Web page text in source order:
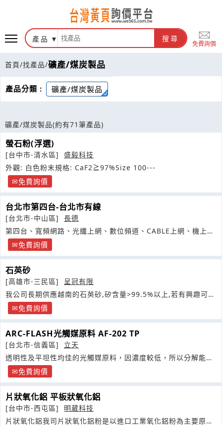
產品 搜尋
免費詢價
首頁/找產品/礦產/煤炭製品
產品分類 : 礦產/煤炭製品
礦產/煤炭製品(約有71筆產品)
螢石粉(浮選)
[台中市-清水區]
盛毅科技
外觀: 白色粉末規格: CaF2≧97%Size 100---
免費詢價
台北市第四台-台北市有線
[台北市-中山區]
長德
第四台、寬頻網路、光纖上網、數位頻道、CABLE上網、機上盒
等等的相關問題都可撥打
免費詢價
石英砂
[高雄市-三民區]
呈冠有限
我公司長期供應越南的石英砂,矽含量>99.5%以上,若有興趣可與
我司聯繫
免費詢價
ARC-FLASH光觸媒原料 AF-202 TP
[台北市-信義區]
立天
透明性及平坦性均佳的光觸媒原料，因濃度較低，所以分解能力
較差，免費詢價
片狀氧化鋁 平板狀氧化鋁
[台中市-西屯區]
明葳科技
片狀氧化鋁我司片狀氧化鋁粉是以進口工業氧化鋁粉為主要原料,